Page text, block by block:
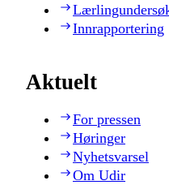
Innrapportering
Aktuelt
For pressen
Høringer
Nyhetsvarsel
Om Udir